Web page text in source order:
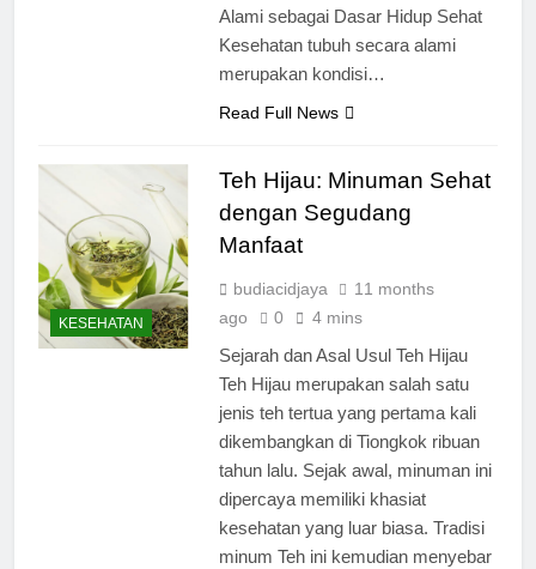
Alami sebagai Dasar Hidup Sehat
Kesehatan tubuh secara alami
merupakan kondisi…
Read Full News
KESEHATAN
Teh Hijau: Minuman Sehat
dengan Segudang
Manfaat
budiacidjaya
11 months
ago
0 4 mins
Sejarah dan Asal Usul Teh Hijau
Teh Hijau merupakan salah satu
jenis teh tertua yang pertama kali
dikembangkan di Tiongkok ribuan
tahun lalu. Sejak awal, minuman ini
dipercaya memiliki khasiat
kesehatan yang luar biasa. Tradisi
minum Teh ini kemudian menyebar